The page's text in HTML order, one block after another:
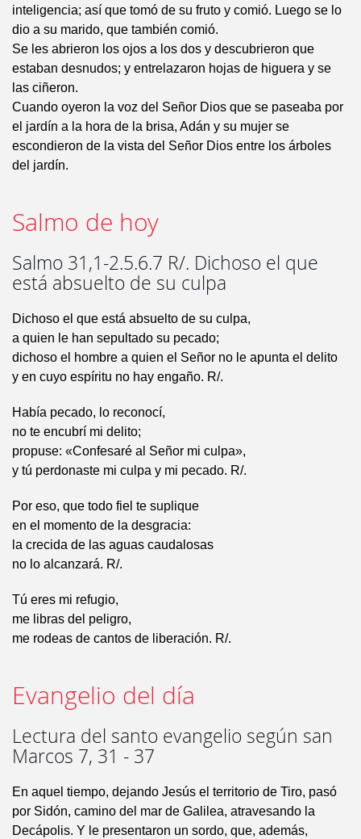
inteligencia; así que tomó de su fruto y comió. Luego se lo
dio a su marido, que también comió.
Se les abrieron los ojos a los dos y descubrieron que
estaban desnudos; y entrelazaron hojas de higuera y se
las ciñeron.
Cuando oyeron la voz del Señor Dios que se paseaba por
el jardín a la hora de la brisa, Adán y su mujer se
escondieron de la vista del Señor Dios entre los árboles
del jardín.
Salmo de hoy
Salmo 31,1-2.5.6.7 R/. Dichoso el que
está absuelto de su culpa
Dichoso el que está absuelto de su culpa,
a quien le han sepultado su pecado;
dichoso el hombre a quien el Señor no le apunta el delito
y en cuyo espíritu no hay engaño. R/.
Había pecado, lo reconocí,
no te encubrí mi delito;
propuse: «Confesaré al Señor mi culpa»,
y tú perdonaste mi culpa y mi pecado. R/.
Por eso, que todo fiel te suplique
en el momento de la desgracia:
la crecida de las aguas caudalosas
no lo alcanzará. R/.
Tú eres mi refugio,
me libras del peligro,
me rodeas de cantos de liberación. R/.
Evangelio del día
Lectura del santo evangelio según san
Marcos 7, 31 - 37
En aquel tiempo, dejando Jesús el territorio de Tiro, pasó
por Sidón, camino del mar de Galilea, atravesando la
Decápolis. Y le presentaron un sordo, que, además,